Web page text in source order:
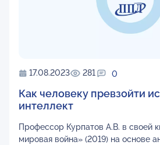
17.08.2023 281 0
Как человеку превзойти
интеллект
Профессор Курпатов А.В. в своей
мировая война» (2019) на основе